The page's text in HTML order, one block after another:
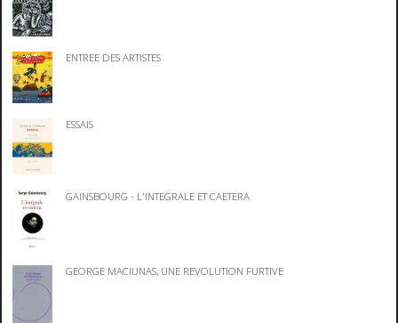
ENTREE DES ARTISTES
ESSAIS
GAINSBOURG - L'INTEGRALE ET CAETERA
GEORGE MACIUNAS, UNE REVOLUTION FURTIVE